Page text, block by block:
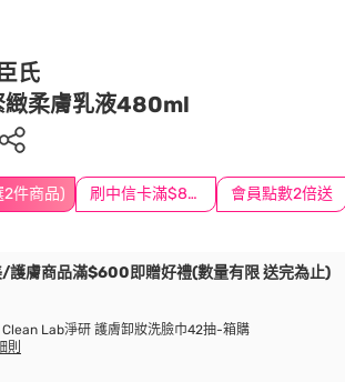
氏
緻柔膚乳液480ml
件商品) 刷中信卡滿$888送3萬點 會員點數2倍送
護膚商品滿$600即贈好禮(數量有限 送完為止)
Clean Lab淨研 護膚卸妝洗臉巾42抽-箱購
則